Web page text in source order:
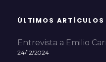
ÚLTIMOS ARTÍCULOS
Entrevista a Emilio
24/12/2024